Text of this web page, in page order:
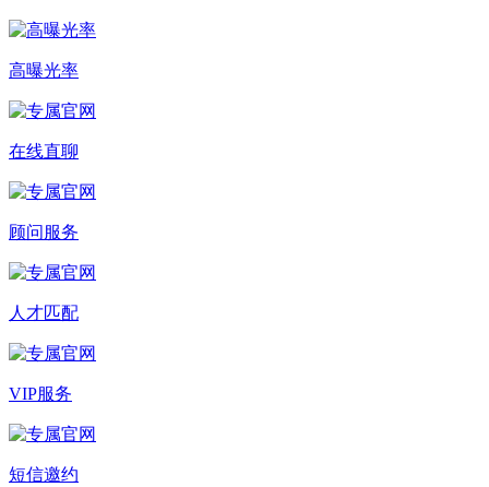
高曝光率
在线直聊
顾问服务
人才匹配
VIP服务
短信邀约